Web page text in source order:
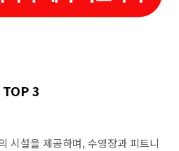
3
시설을 제공하며, 수영장과 피트니